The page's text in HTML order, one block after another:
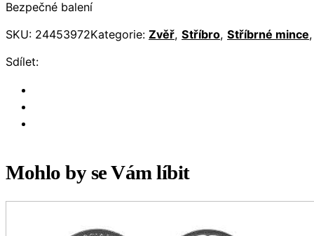
Bezpečné balení
SKU: 24453972Kategorie: Zvěř, Stříbro, Stříbrné mince
Sdílet:
Mohlo by se Vám líbit